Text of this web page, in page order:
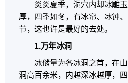
炎炎夏季，洞穴内却冰雕
厚，四季如冬，有冰帘、冰钟
节，这也许是最好的去处。
1.万年冰洞
冰储量为各冰洞之首，在
洞高百余米，内越深冰越厚，